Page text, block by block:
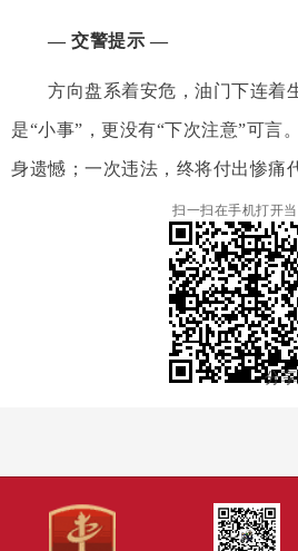
— 交警提示 —
方向盘系着安危，油门下连着
是“小事”，更没有“下次注意”可言
身遗憾；一次违法，终将付出惨痛
扫一扫在手机打开
分